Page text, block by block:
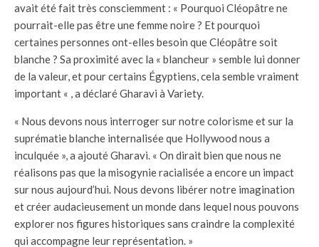
avait été fait très consciemment : « Pourquoi Cléopâtre ne
pourrait-elle pas être une femme noire ? Et pourquoi
certaines personnes ont-elles besoin que Cléopâtre soit
blanche ? Sa proximité avec la « blancheur » semble lui donner
de la valeur, et pour certains Égyptiens, cela semble vraiment
important « , a déclaré Gharavi à Variety.
« Nous devons nous interroger sur notre colorisme et sur la
suprématie blanche internalisée que Hollywood nous a
inculquée », a ajouté Gharavi. « On dirait bien que nous ne
réalisons pas que la misogynie racialisée a encore un impact
sur nous aujourd’hui. Nous devons libérer notre imagination
et créer audacieusement un monde dans lequel nous pouvons
explorer nos figures historiques sans craindre la complexité
qui accompagne leur représentation. »